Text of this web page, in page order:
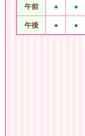
午前 ● ●
午後 ● ●